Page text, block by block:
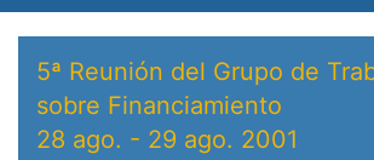
5ª Reunión del Grupo de
sobre Financiamiento
28 ago. - 29 ago. 2001